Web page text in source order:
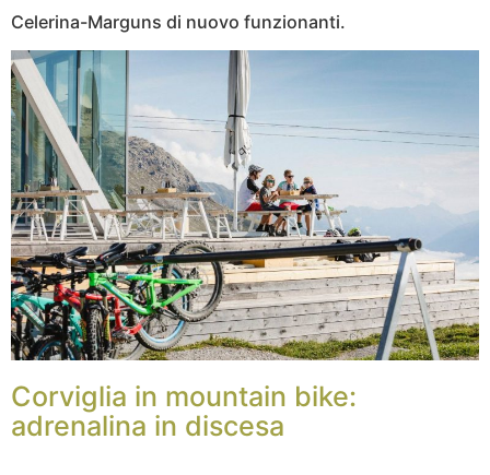
Celerina-Marguns di nuovo funzionanti.
Corviglia in mountain bike:
adrenalina in discesa